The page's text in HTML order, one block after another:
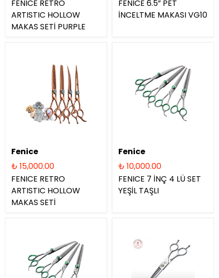
FENICE RETRO
ARTISTIC HOLLOW
MAKAS SETİ PURPLE
FENICE 6.5” PET
İNCELTME MAKASI VG10
Fenice
₺ 15,000.00
FENICE RETRO
ARTISTIC HOLLOW
MAKAS SETİ
Fenice
₺ 10,000.00
FENICE 7 İNÇ 4 LÜ SET
YEŞİL TAŞLI